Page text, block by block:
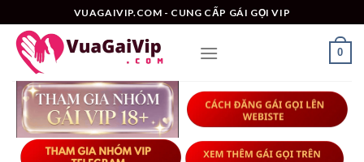
to
content
VUAGAIVIP.COM - CUNG CẤP GÁI GỌI VIP
0